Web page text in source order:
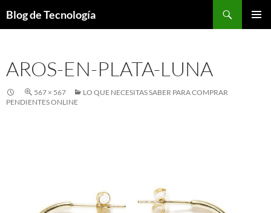
Blog de Tecnología
AROS-EN-PLATA-LUNA
567 × 567
LO QUE NECESITAS SABER PARA COMPRAR
PENDIENTES ONLINE